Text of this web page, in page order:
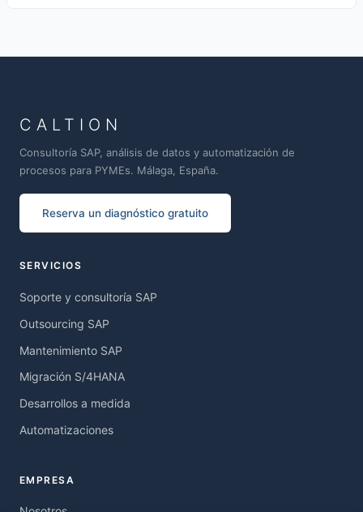
CALTION
Consultoría SAP, análisis de datos y automatización de
procesos para PYMEs. Málaga, España.
Reserva un diagnóstico gratuito
SERVICIOS
Soporte y consultoría SAP
Outsourcing SAP
Mantenimiento SAP
Migración S/4HANA
Desarrollos a medida
Automatizaciones
EMPRESA